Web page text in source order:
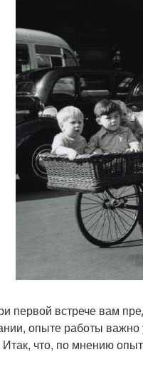
первой встрече вам
опыте работы
Итак, что, по мнению